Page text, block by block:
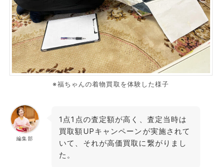
※福ちゃんの着物買取を体験した様子
編集部
1点1点の査定額が高く、査定当時は
買取額UPキャンペーンが実施されて
いて、それが高価買取に繋がりまし
た。